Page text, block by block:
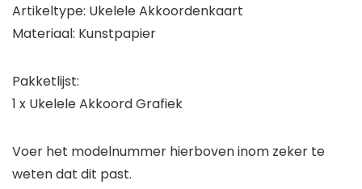
Artikeltype: Ukelele Akkoordenkaart
Materiaal: Kunstpapier
Pakketlijst:
1 x Ukelele Akkoord Grafiek
Voer het modelnummer hierboven inom zeker te
weten dat dit past.